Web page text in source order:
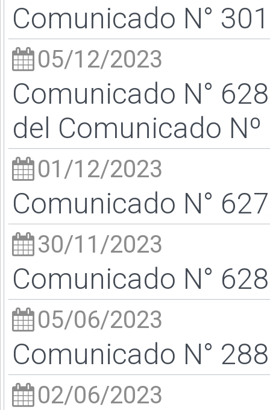
Comunicado N°
05/12/2023
Comunicado N°
del Comunicado
01/12/2023
Comunicado N°
30/11/2023
Comunicado N°
05/06/2023
Comunicado N°
02/06/2023